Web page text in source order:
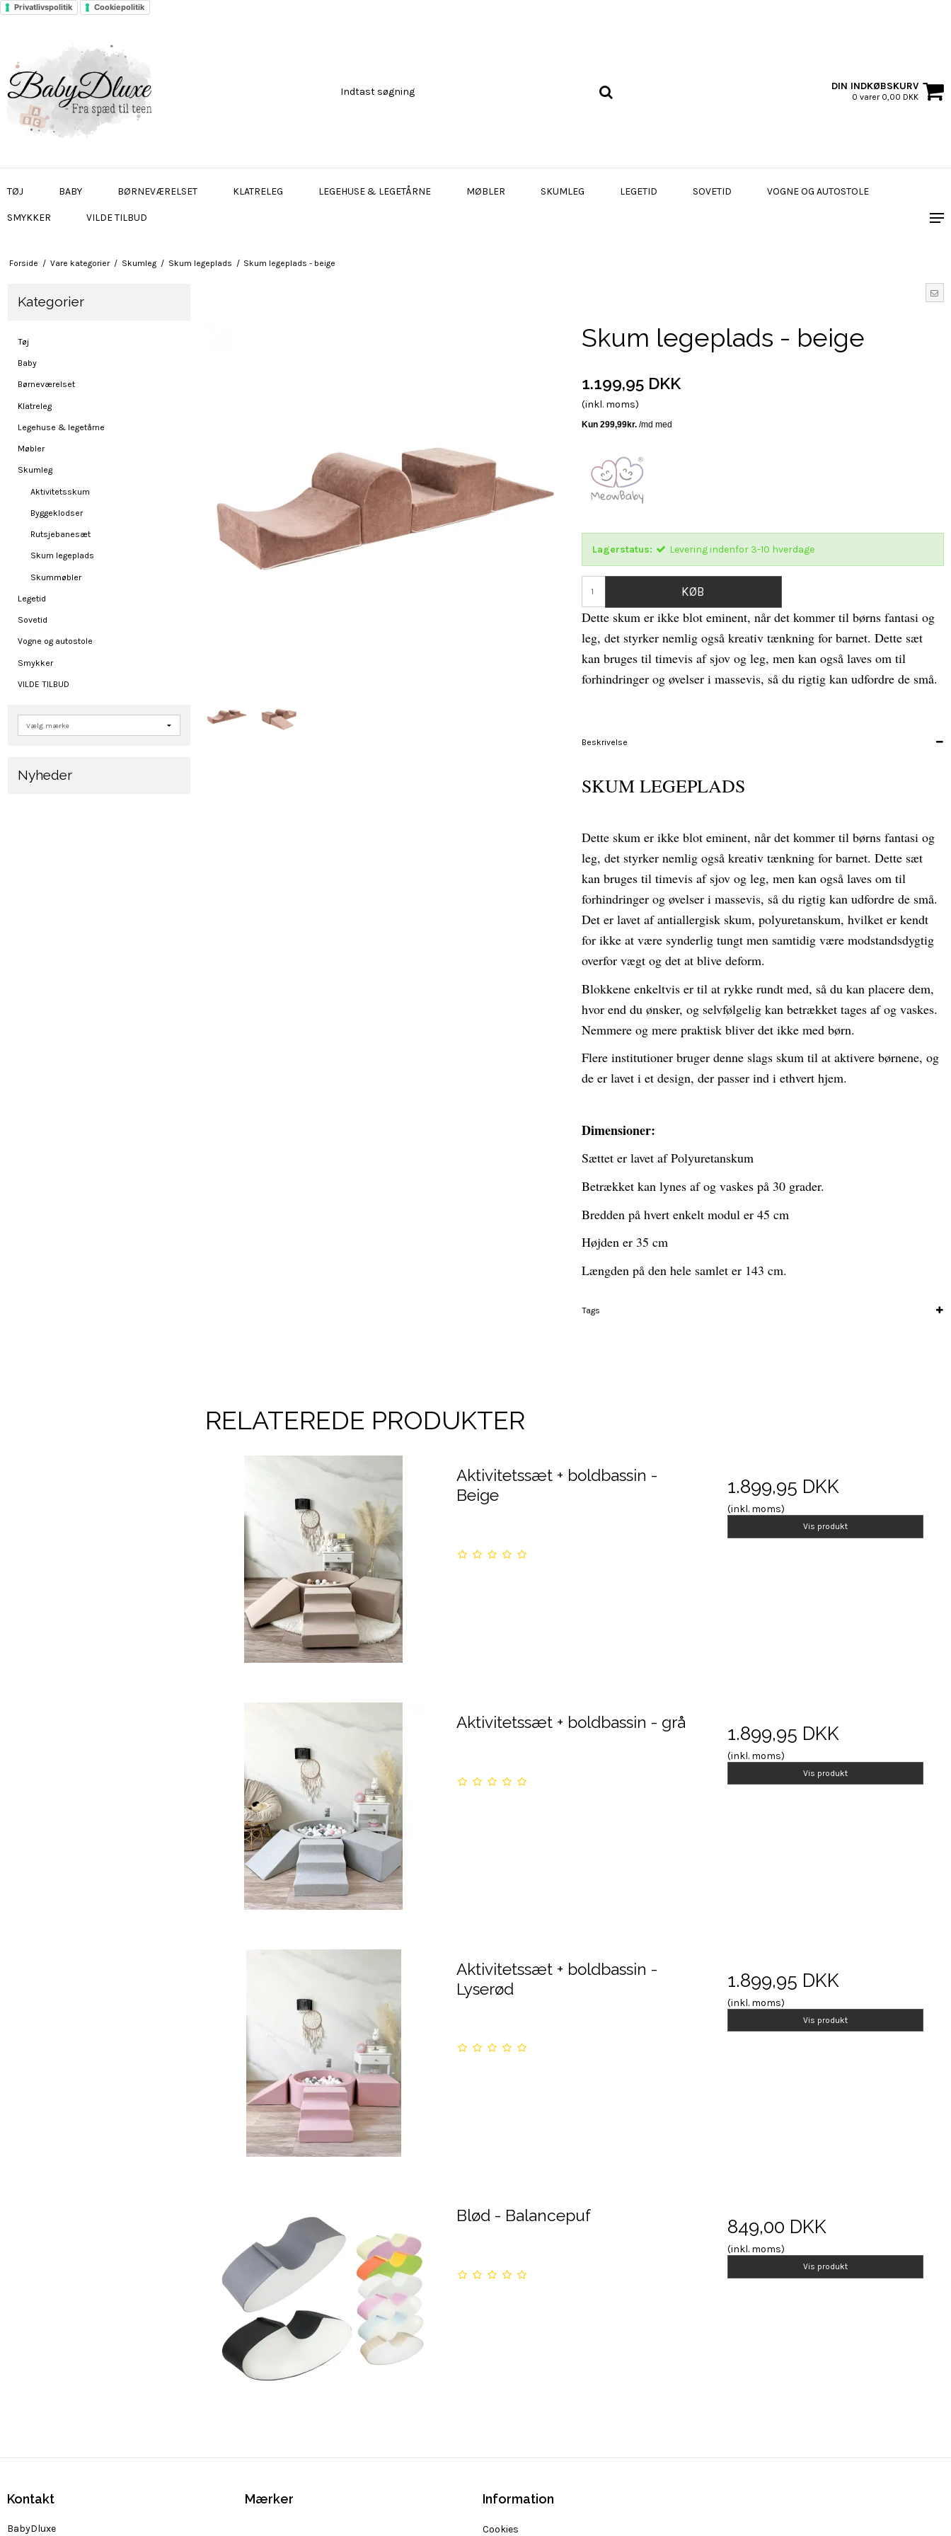
Privatlivspolitik Cookiepolitik
DIN INDKØBSKURV
0 varer 0,00 DKK
TØJ BABY BØRNEVÆRELSET KLATRELEG LEGEHUSE & LEGETÅRNE MØBLER SKUMLEG LEGETID SOVETID VOGNE OG AUTOSTOLE
SMYKKER VILDE TILBUD
Forside / Vare kategorier / Skumleg / Skum legeplads / Skum legeplads - beige
Kategorier
Tøj
Baby
Børneværelset
Klatreleg
Legehuse & legetårne
Møbler
Skumleg
Aktivitetsskum
Byggeklodser
Rutsjebanesæt
Skum legeplads
Skummøbler
Legetid
Sovetid
Vogne og autostole
Smykker
VILDE TILBUD
Nyheder
Skum legeplads - beige
1.199,95 DKK
(inkl. moms)
Lagerstatus: Levering indenfor 3-10 hverdage
KØB
Dette skum er ikke blot eminent, når det kommer til børns fantasi og
leg, det styrker nemlig også kreativ tænkning for barnet. Dette sæt
kan bruges til timevis af sjov og leg, men kan også laves om til
forhindringer og øvelser i massevis, så du rigtig kan udfordre de små.
Beskrivelse
SKUM LEGEPLADS
Dette skum er ikke blot eminent, når det kommer til børns fantasi og
leg, det styrker nemlig også kreativ tænkning for barnet. Dette sæt
kan bruges til timevis af sjov og leg, men kan også laves om til
forhindringer og øvelser i massevis, så du rigtig kan udfordre de små.
Det er lavet af antiallergisk skum, polyuretanskum, hvilket er kendt
for ikke at være synderlig tungt men samtidig være modstandsdygtig
overfor vægt og det at blive deform.
Blokkene enkeltvis er til at rykke rundt med, så du kan placere dem,
hvor end du ønsker, og selvfølgelig kan betrækket tages af og vaskes.
Nemmere og mere praktisk bliver det ikke med børn.
Flere institutioner bruger denne slags skum til at aktivere børnene, og
de er lavet i et design, der passer ind i ethvert hjem.
Dimensioner:
Sættet er lavet af Polyuretanskum
Betrækket kan lynes af og vaskes på 30 grader.
Bredden på hvert enkelt modul er 45 cm
Højden er 35 cm
Længden på den hele samlet er 143 cm.
Tags
RELATEREDE PRODUKTER
Aktivitetssæt + boldbassin -
Beige
1.899,95 DKK
(inkl. moms)
Vis produkt
Aktivitetssæt + boldbassin - grå 1.899,95 DKK
(inkl. moms)
Vis produkt
Aktivitetssæt + boldbassin -
Lyserød
1.899,95 DKK
(inkl. moms)
Vis produkt
Blød - Balancepuf 849,00 DKK
(inkl. moms)
Vis produkt
Kontakt
BabyDluxe
Mærker Information
Cookies